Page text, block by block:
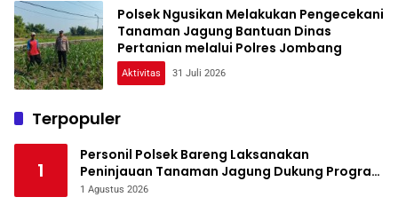
Polsek Ngusikan Melakukan Pengecekani
Tanaman Jagung Bantuan Dinas
Pertanian melalui Polres Jombang
Aktivitas 31 Juli 2026
Terpopuler
1
Personil Polsek Bareng Laksanakan
Peninjauan Tanaman Jagung Dukung Program
Ketahanan Pangan
1 Agustus 2026